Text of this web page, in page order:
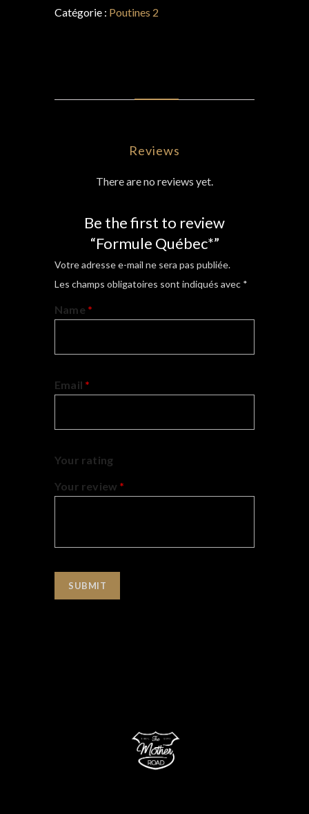
Formule
Catégorie : Poutines 2
Reviews
There are no reviews yet.
Be the first to review
“Formule Québec*”
Votre adresse e-mail ne sera pas publiée.
Les champs obligatoires sont indiqués avec *
Name *
Email *
Your rating
Your review *